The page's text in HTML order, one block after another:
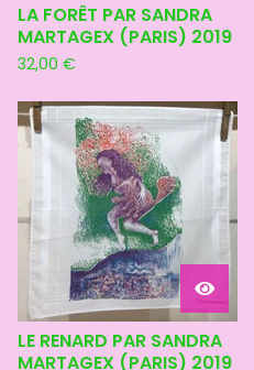
LA FORÊT PAR SANDRA
MARTAGEX (PARIS) 2019
32,00 €
LE RENARD PAR SANDRA
MARTAGEX (PARIS) 2019